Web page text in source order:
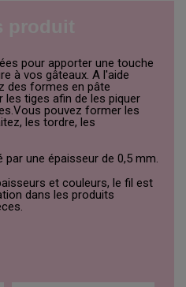
pour apporter une touche
à vos gâteaux. A l'aide
des formes en pâte
les tiges afin de les piquer
pouvez former les
les tordre, les
une épaisseur de 0,5 mm.
et couleurs, le fil est
dans les produits